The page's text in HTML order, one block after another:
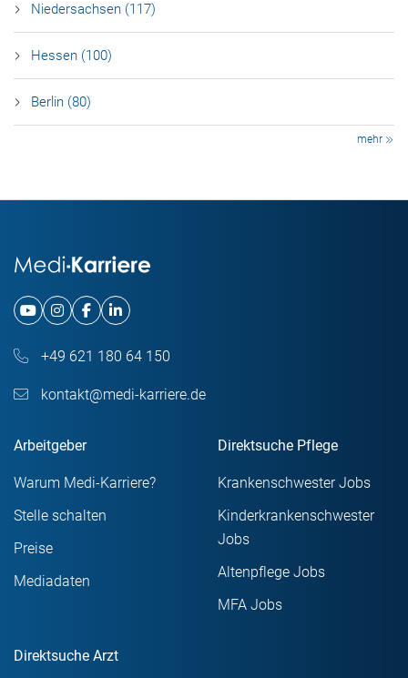
Niedersachsen (117)
Hessen (100)
Berlin (80)
mehr
+49 621 180 64 150
kontakt@medi-karriere.de
Arbeitgeber
Warum Medi-Karriere?
Stelle schalten
Preise
Mediadaten
Direktsuche Pflege
Krankenschwester Jobs
Kinderkrankenschwester
Jobs
Altenpflege Jobs
MFA Jobs
Direktsuche Arzt